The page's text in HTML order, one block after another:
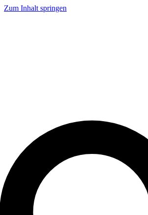
Zum Inhalt springen